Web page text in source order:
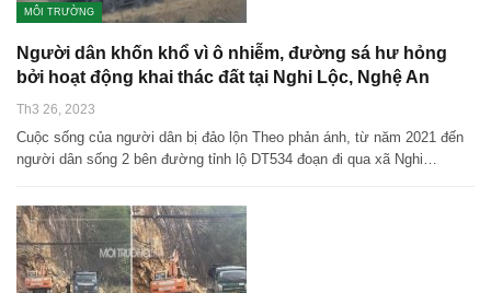
MÔI TRƯỜNG
Người dân khốn khổ vì ô nhiễm, đường sá hư hỏng
bởi hoạt động khai thác đất tại Nghi Lộc, Nghệ An
Th3 26, 2023
Cuộc sống của người dân bị đảo lộn Theo phản ánh, từ năm 2021 đến
người dân sống 2 bên đường tỉnh lộ DT534 đoạn đi qua xã Nghi…